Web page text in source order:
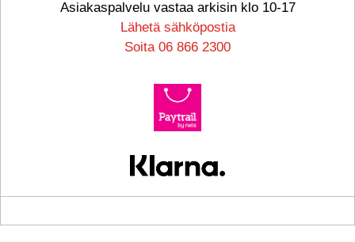
Asiakaspalvelu vastaa arkisin klo 10-17
Lähetä sähköpostia
Soita 06 866 2300